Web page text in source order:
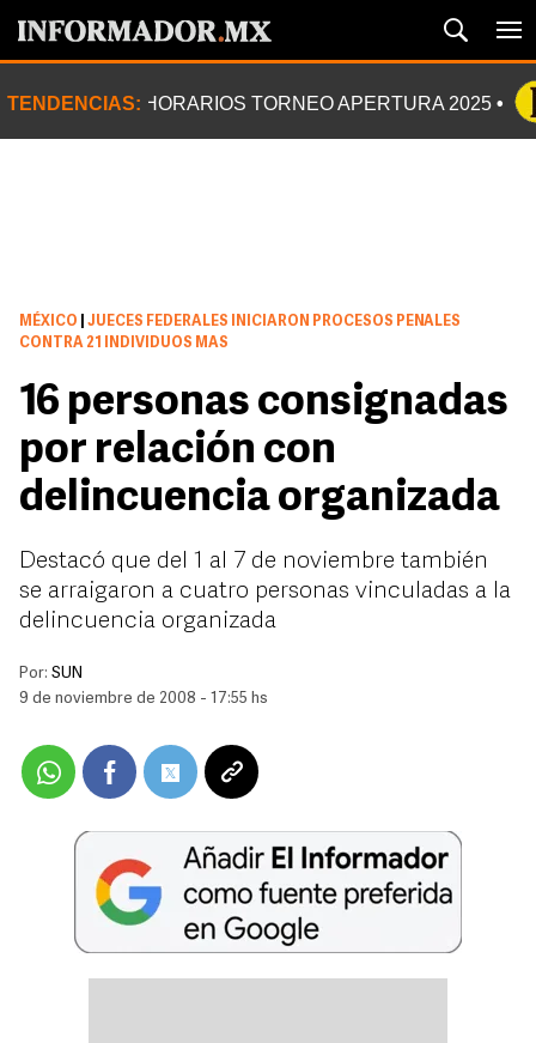
TENDENCIAS: HORARIOS TORNEO APERTURA 2025
MÉXICO
JUECES FEDERALES INICIARON PROCESOS PENALES
CONTRA 21 INDIVIDUOS MAS
16 personas consignadas
por relación con
delincuencia organizada
Destacó que del 1 al 7 de noviembre también
se arraigaron a cuatro personas vinculadas a la
delincuencia organizada
Por: SUN
9 de noviembre de 2008 - 17:55 hs